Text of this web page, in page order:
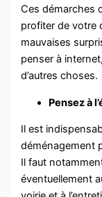
Ces démarches
profiter de votre
mauvaises
penser à
d’autres choses.
Pensez à
Il est
déménagement
Il faut
éventuellement